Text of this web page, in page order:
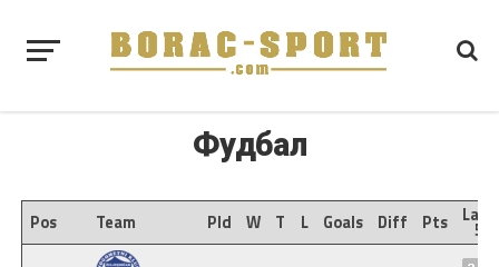
Фудбал
Pos Team Pld W T L Goals Diff Pts Last
5